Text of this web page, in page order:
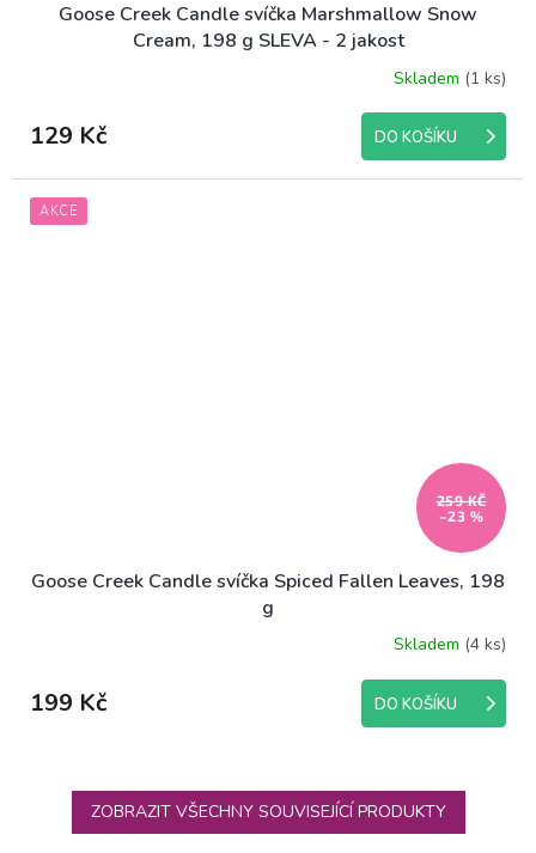
Goose Creek Candle svíčka Marshmallow Snow
Cream, 198 g SLEVA - 2 jakost
Skladem (1 ks)
129 Kč DO KOŠÍKU
AKCE
259 KČ
–23 %
Goose Creek Candle svíčka Spiced Fallen Leaves, 198
g
Skladem (4 ks)
199 Kč DO KOŠÍKU
ZOBRAZIT VŠECHNY SOUVISEJÍCÍ PRODUKTY